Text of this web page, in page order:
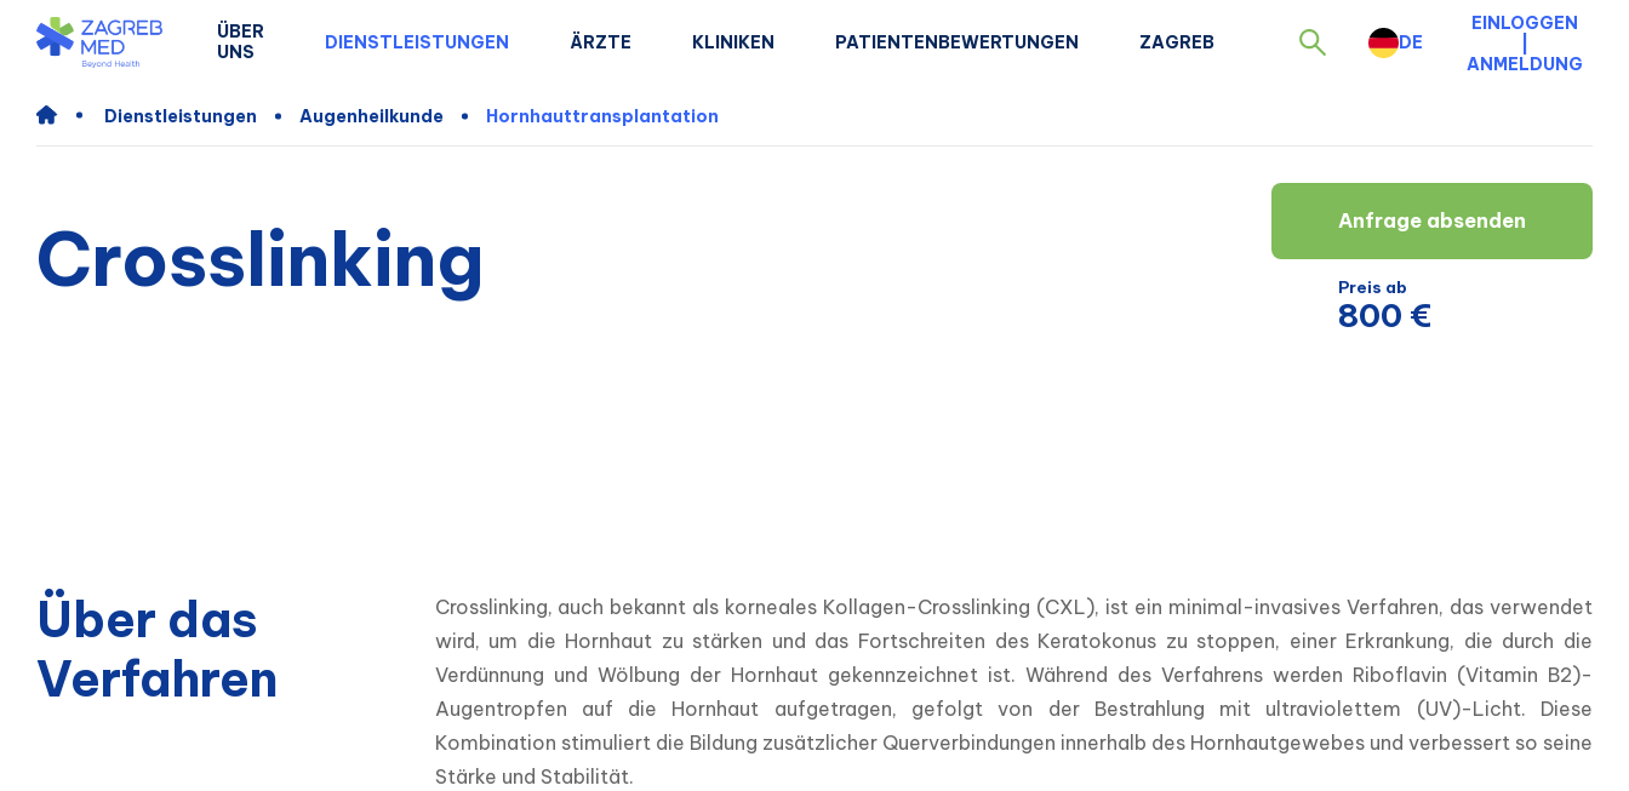
ÜBER
UNS
DIENSTLEISTUNGEN ÄRZTE KLINIKEN PATIENTENBEWERTUNGEN ZAGREB DE
EINLOGGEN
ANMELDUNG
Dienstleistungen Augenheilkunde Hornhauttransplantation
Crosslinking Anfrage absenden
Preis ab
800 €
Über das
Verfahren
Crosslinking, auch bekannt als korneales Kollagen-Crosslinking (CXL), ist ein minimal-invasives Verfahren, das verwendet
wird, um die Hornhaut zu stärken und das Fortschreiten des Keratokonus zu stoppen, einer Erkrankung, die durch die
Verdünnung und Wölbung der Hornhaut gekennzeichnet ist. Während des Verfahrens werden Riboflavin (Vitamin B2)-
Augentropfen auf die Hornhaut aufgetragen, gefolgt von der Bestrahlung mit ultraviolettem (UV)-Licht. Diese
Kombination stimuliert die Bildung zusätzlicher Querverbindungen innerhalb des Hornhautgewebes und verbessert so seine
Stärke und Stabilität.